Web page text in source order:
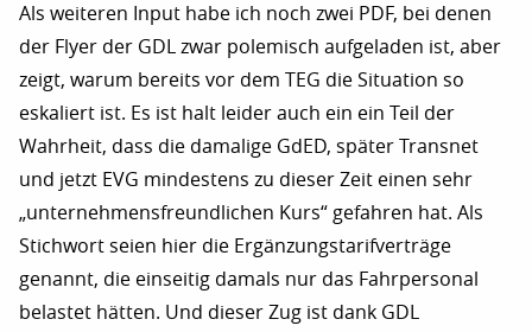
Als weiteren Input habe ich noch zwei PDF, bei denen
der Flyer der GDL zwar polemisch aufgeladen ist, aber
zeigt, warum bereits vor dem TEG die Situation so
eskaliert ist. Es ist halt leider auch ein ein Teil der
Wahrheit, dass die damalige GdED, später Transnet
und jetzt EVG mindestens zu dieser Zeit einen sehr
„unternehmensfreundlichen Kurs“ gefahren hat. Als
Stichwort seien hier die Ergänzungstarifverträge
genannt, die einseitig damals nur das Fahrpersonal
belastet hätten. Und dieser Zug ist dank GDL